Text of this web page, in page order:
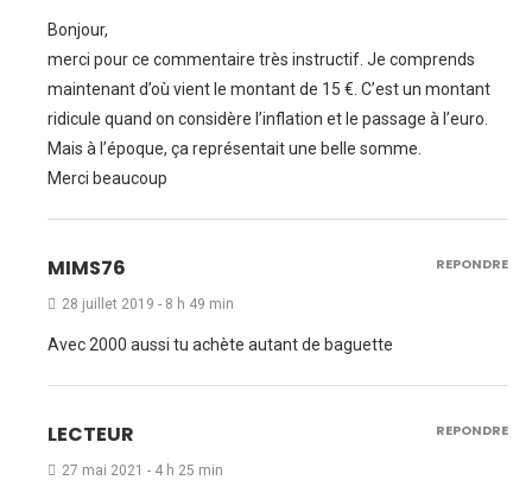
Bonjour,
merci pour ce commentaire très instructif. Je comprends
maintenant d’où vient le montant de 15 €. C’est un montant
ridicule quand on considère l’inflation et le passage à l’euro.
Mais à l’époque, ça représentait une belle somme.
Merci beaucoup
MIMS76
28 juillet 2019 - 8 h 49 min
Avec 2000 aussi tu achète autant de baguette
REPONDRE
LECTEUR
27 mai 2021 - 4 h 25 min
REPONDRE